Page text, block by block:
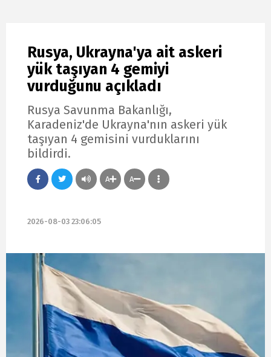
Rusya, Ukrayna'ya ait askeri
yük taşıyan 4 gemiyi
vurduğunu açıkladı
Rusya Savunma Bakanlığı,
Karadeniz'de Ukrayna'nın askeri yük
taşıyan 4 gemisini vurduklarını
bildirdi.
A A
2026-08-03 23:06:05